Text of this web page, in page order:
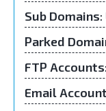
Sub Domains:
Parked
FTP Accounts:
Email